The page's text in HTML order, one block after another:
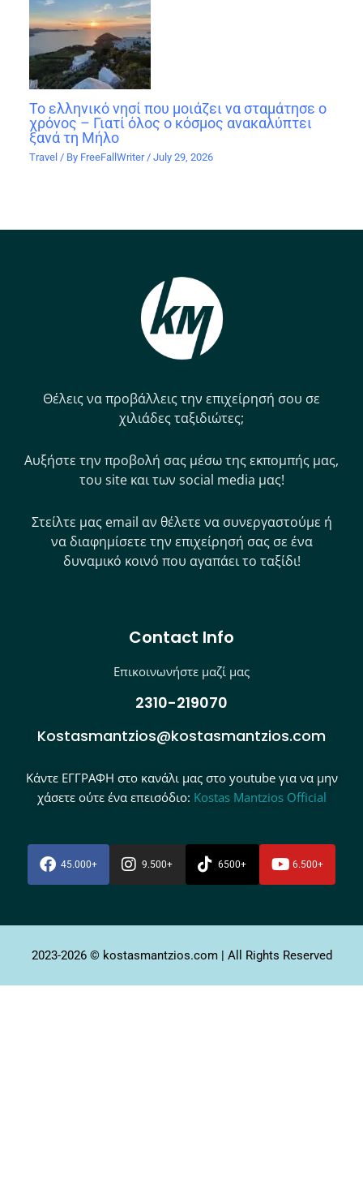
Το ελληνικό νησί που μοιάζει να σταμάτησε ο
χρόνος – Γιατί όλος ο κόσμος ανακαλύπτει
ξανά τη Μήλο
Travel / By FreeFallWriter/July 29, 2026
Θέλεις να προβάλλεις την επιχείρησή σου σε
χιλιάδες ταξιδιώτες;
Αυξήστε την προβολή σας μέσω της εκπομπής μας,
του site και των social media μας!
Στείλτε μας email αν θέλετε να συνεργαστούμε ή
να διαφημίσετε την επιχείρησή σας σε ένα
δυναμικό κοινό που αγαπάει το ταξίδι!
Contact Info
Επικοινωνήστε μαζί μας
2310-219070
Kostasmantzios@kostasmantzios.com
Κάντε ΕΓΓΡΑΦΗ στο κανάλι μας στο youtube για να μην
χάσετε ούτε ένα επεισόδιο: Kostas Mantzios Official
45.000+ 9.500+ 6500+ 6.500+
2023-2026 © kostasmantzios.com | All Rights Reserved